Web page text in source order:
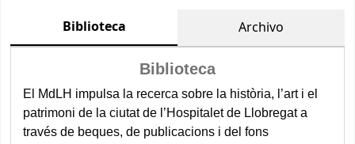
Biblioteca Archivo
Biblioteca
El MdLH impulsa la recerca sobre la història, l’art i el
patrimoni de la ciutat de l’Hospitalet de Llobregat a
través de beques, de publicacions i del fons